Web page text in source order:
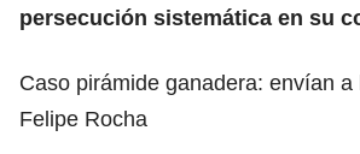
persecución sistemática en su
Caso pirámide ganadera: envían a
Felipe Rocha